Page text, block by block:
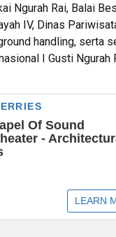
Ngurah Rai, Balai
IV, Dinas
handling, serta
I Gusti Ngurah